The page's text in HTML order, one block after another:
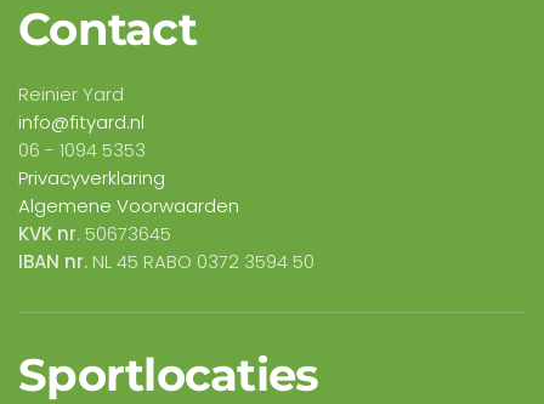
Contact
Reinier Yard
info@fityard.nl
06 - 1094 5353
Privacyverklaring
Algemene Voorwaarden
KVK nr. 50673645
IBAN nr. NL 45 RABO 0372 3594 50
Sportlocaties